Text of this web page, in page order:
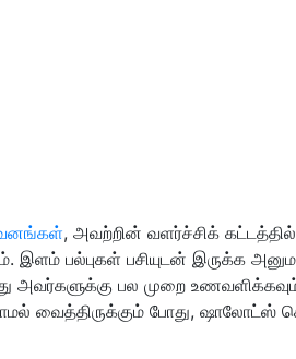
, அவற்றின் வளர்ச்சிக்
இளம் பல்புகள் பசியுடன் இருக்க
அவர்களுக்கு பல முறை
வைத்திருக்கும் போது, ஷாலோட்ஸ்